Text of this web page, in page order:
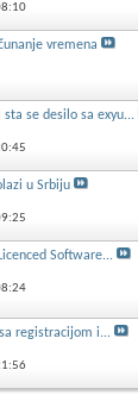
vremena
sta se desilo sa exyu...
u Srbiju
Software...
registracijom i...